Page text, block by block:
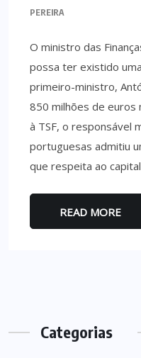
PEREIRA
O ministro das
possa ter existido
primeiro-ministro,
850 milhões de euros
à TSF, o responsável
portuguesas admitiu
que respeita ao
READ MORE
Categorias